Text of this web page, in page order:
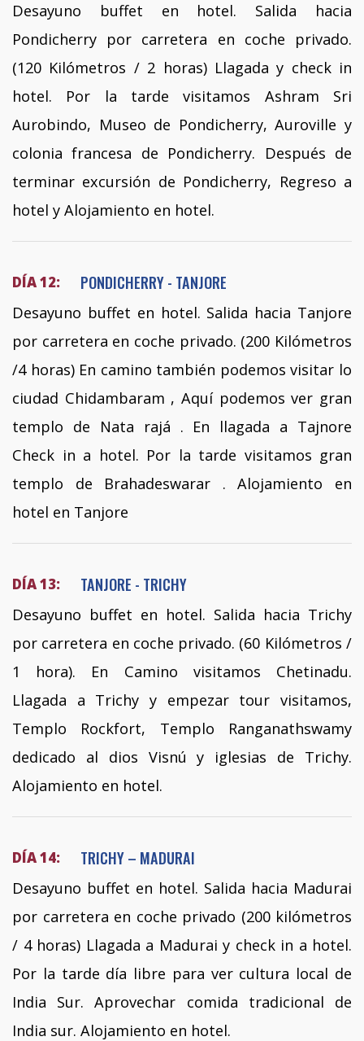
Desayuno buffet en hotel. Salida hacia
Pondicherry por carretera en coche privado.
(120 Kilómetros / 2 horas) Llagada y check in
hotel. Por la tarde visitamos Ashram Sri
Aurobindo, Museo de Pondicherry, Auroville y
colonia francesa de Pondicherry. Después de
terminar excursión de Pondicherry, Regreso a
hotel y Alojamiento en hotel.
DÍA 12: PONDICHERRY - TANJORE
Desayuno buffet en hotel. Salida hacia Tanjore
por carretera en coche privado. (200 Kilómetros
/4 horas) En camino también podemos visitar lo
ciudad Chidambaram , Aquí podemos ver gran
templo de Nata rajá . En llagada a Tajnore
Check in a hotel. Por la tarde visitamos gran
templo de Brahadeswarar . Alojamiento en
hotel en Tanjore
DÍA 13: TANJORE - TRICHY
Desayuno buffet en hotel. Salida hacia Trichy
por carretera en coche privado. (60 Kilómetros /
1 hora). En Camino visitamos Chetinadu.
Llagada a Trichy y empezar tour visitamos,
Templo Rockfort, Templo Ranganathswamy
dedicado al dios Visnú y iglesias de Trichy.
Alojamiento en hotel.
DÍA 14: TRICHY – MADURAI
Desayuno buffet en hotel. Salida hacia Madurai
por carretera en coche privado (200 kilómetros
/ 4 horas) Llagada a Madurai y check in a hotel.
Por la tarde día libre para ver cultura local de
India Sur. Aprovechar comida tradicional de
India sur. Alojamiento en hotel.